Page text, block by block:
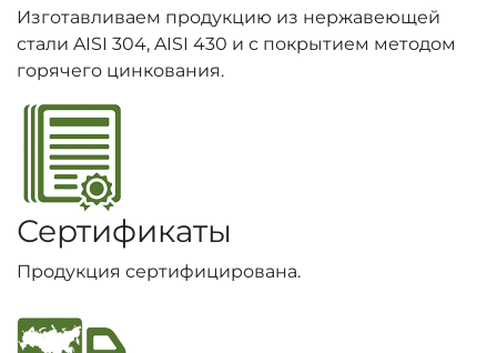
Изготавливаем продукцию из нержавеющей
стали AISI 304, AISI 430 и с покрытием методом
горячего цинкования.
Сертификаты
Продукция сертифицирована.